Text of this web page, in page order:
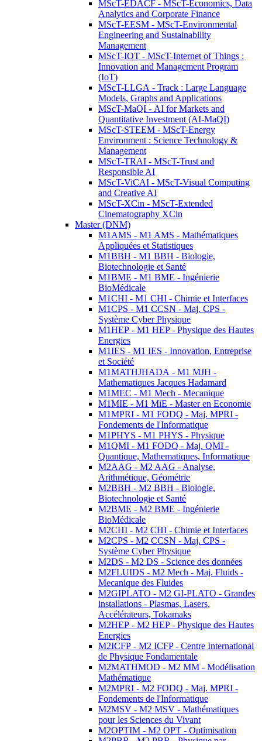
MScT-EDACF - MScT-Economics, Data
Analytics and Corporate Finance
MScT-EESM - MScT-Environmental
Engineering and Sustainability
Management
MScT-IOT - MScT-Internet of Things :
Innovation and Management Program
(IoT)
MScT-LLGA - Track : Large Language
Models, Graphs and Applications
MScT-MaQI - AI for Markets and
Quantitative Investment (AI-MaQI)
MScT-STEEM - MScT-Energy
Environment : Science Technology &
Management
MScT-TRAI - MScT-Trust and
Responsible AI
MScT-ViCAI - MScT-Visual Computing
and Creative AI
MScT-XCin - MScT-Extended
Cinematography XCin
Master (DNM)
M1AMS - M1 AMS - Mathématiques
Appliquées et Statistiques
M1BBH - M1 BBH - Biologie,
Biotechnologie et Santé
M1BME - M1 BME - Ingénierie
BioMédicale
M1CHI - M1 CHI - Chimie et Interfaces
M1CPS - M1 CCSN - Maj. CPS -
Système Cyber Physique
M1HEP - M1 HEP - Physique des Hautes
Energies
M1IES - M1 IES - Innovation, Entreprise
et Société
M1MATHJHADA - M1 MJH -
Mathematiques Jacques Hadamard
M1MEC - M1 Mech - Mecanique
M1MIE - M1 MiE - Master en Economie
M1MPRI - M1 FODQ - Maj. MPRI -
Fondements de l'Informatique
M1PHYS - M1 PHYS - Physique
M1QMI - M1 FODQ - Maj. QMI -
Quantique, Mathematiques, Informatique
M2AAG - M2 AAG - Analyse,
Arithmétique, Géométrie
M2BBH - M2 BBH - Biologie,
Biotechnologie et Santé
M2BME - M2 BME - Ingénierie
BioMédicale
M2CHI - M2 CHI - Chimie et Interfaces
M2CPS - M2 CCSN - Maj. CPS -
Système Cyber Physique
M2DS - M2 DS - Science des données
M2FLUIDS - M2 Mech - Maj. Fluids -
Mecanique des Fluides
M2GIPLATO - M2 GI-PLATO - Grandes
installations - Plasmas, Lasers,
Accélérateurs, Tokamaks
M2HEP - M2 HEP - Physique des Hautes
Energies
M2ICFP - M2 ICFP - Centre International
de Physique Fondamentale
M2MATHMOD - M2 MM - Modélisation
Mathématique
M2MPRI - M2 FODQ - Maj. MPRI -
Fondements de l'Informatique
M2MSV - M2 MSV - Mathématiques
pour les Sciences du Vivant
M2OPTIM - M2 OPT - Optimisation